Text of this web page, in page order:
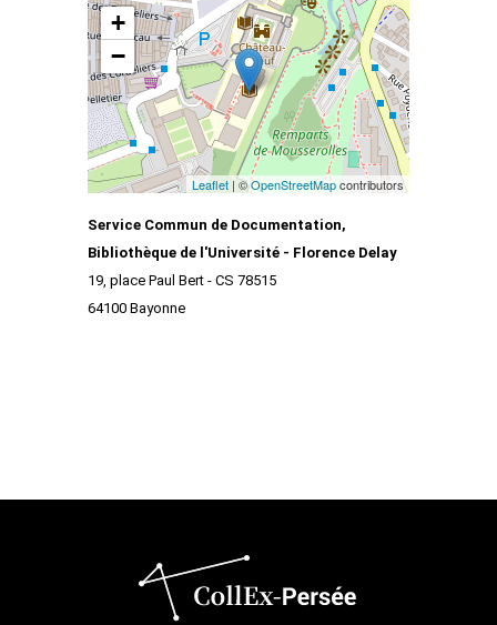
+
−
Leaflet | ©OpenStreetMapcontributors
Service Commun de Documentation,
Bibliothèque de l'Université - Florence Delay
19, place Paul Bert - CS 78515
64100 Bayonne